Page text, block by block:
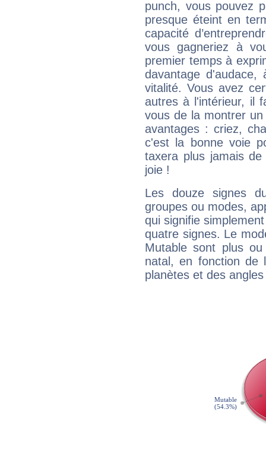
punch, vous pouvez
presque éteint en
capacité
vous gagneriez à
premier temps à
davantage
vitalité. Vous avez
autres à l'intérieur, il
vous de la montrer
avantages : criez,
c'est la bonne voie
taxera plus jamais
joie !
Les douze signes
groupes ou modes,
qui signifie
quatre signes. Le
Mutable sont plus
natal, en fonction de
planètes et des